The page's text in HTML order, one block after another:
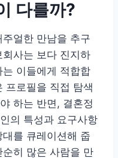
다를까?
얼한 만남을 추구
사는 보다 진지하
이들에게 적합합
프로필을 직접 탐색
하는 반면, 결혼정
의 특성과 요구사항
를 큐레이션해 줍
히 많은 사람을 만